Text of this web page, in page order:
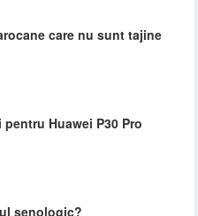
care nu sunt tajine
Huawei P30 Pro
senologic?